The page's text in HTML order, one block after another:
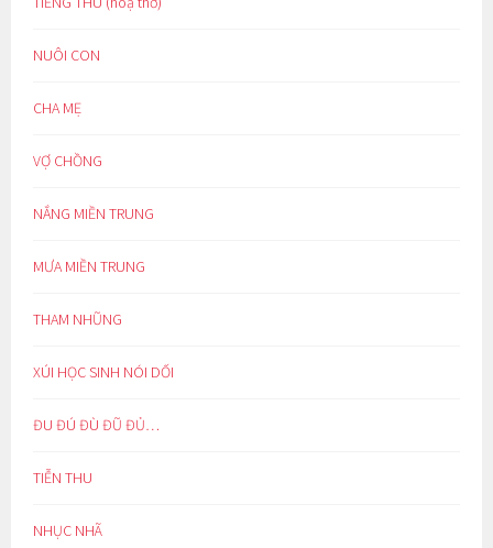
NUÔI CON
CHA MẸ
VỢ CHỒNG
NẮNG MIỀN TRUNG
MƯA MIỀN TRUNG
THAM NHŨNG
XÚI HỌC SINH NÓI DỐI
ĐU ĐÚ ĐÙ ĐŨ ĐỦ…
TIỄN THU
NHỤC NHÃ